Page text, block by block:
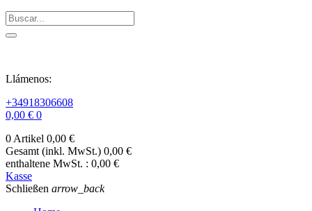
Llámenos:
+34918306608
0,00 € 0
0 Artikel 0,00 €
Gesamt (inkl. MwSt.) 0,00 €
enthaltene MwSt. : 0,00 €
Kasse
Schließen arrow_back